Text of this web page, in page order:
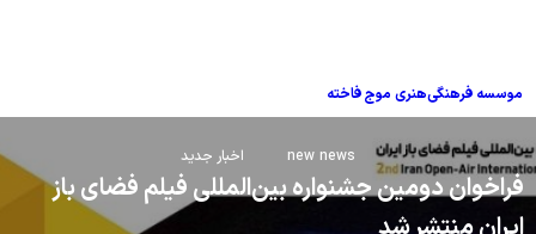
موسسه فرهنگی‌هنری موج فاخته
new news اخبار جدید
فراخوان دومین جشنواره بین‌المللی فیلم فضای باز